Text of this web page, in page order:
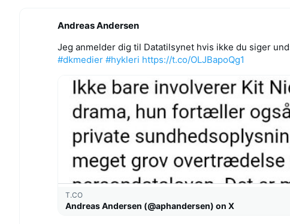
Andreas Andersen
Jeg anmelder dig til Datatilsynet hvis ikke du siger
#dkmedier #hykleri https://t.co/OLJBapoQg1
T.CO
Andreas Andersen (@aphandersen) on X